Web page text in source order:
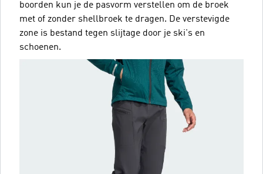
boorden kun je de pasvorm verstellen om de broek
met of zonder shellbroek te dragen. De verstevigde
zone is bestand tegen slijtage door je ski's en
schoenen.